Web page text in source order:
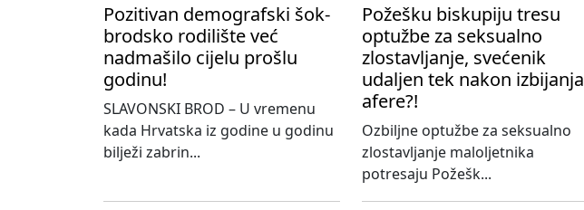
Pozitivan demografski šok-
brodsko rodilište već
nadmašilo cijelu prošlu
godinu!
SLAVONSKI BROD – U vremenu
kada Hrvatska iz godine u godinu
bilježi zabrin...
Požešku biskupiju tresu
optužbe za seksualno
zlostavljanje, svećenik
udaljen tek nakon izbijanja
afere?!
Ozbiljne optužbe za seksualno
zlostavljanje maloljetnika
potresaju Požešk...